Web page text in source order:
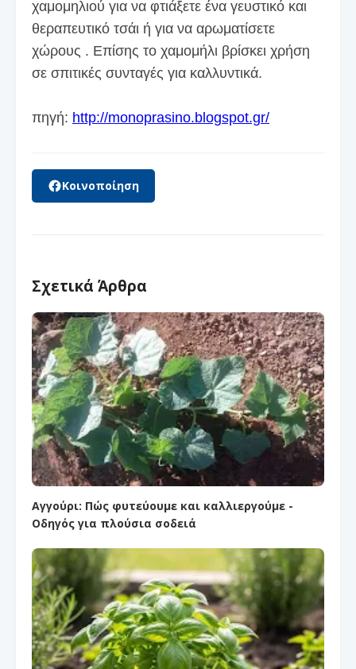
χαμομηλιού για να φτιάξετε ένα γευστικό και
θεραπευτικό τσάι ή για να αρωματίσετε
χώρους . Επίσης το χαμομήλι βρίσκει χρήση
σε σπιτικές συνταγές για καλλυντικά.
πηγή: http://monoprasino.blogspot.gr/
Κοινοποίηση
Σχετικά Άρθρα
Αγγούρι: Πώς φυτεύουμε και καλλιεργούμε -
Οδηγός για πλούσια σοδειά